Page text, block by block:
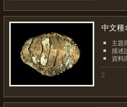
中文種
主題
描述
資料
2